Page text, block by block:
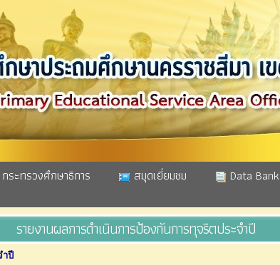
กระทรวงศึกษาธิการ สมุดเยี่ยมชม Data Bank
รายงานผลการดําเนินการป้องกันการทุจริตประจําปี
าปี